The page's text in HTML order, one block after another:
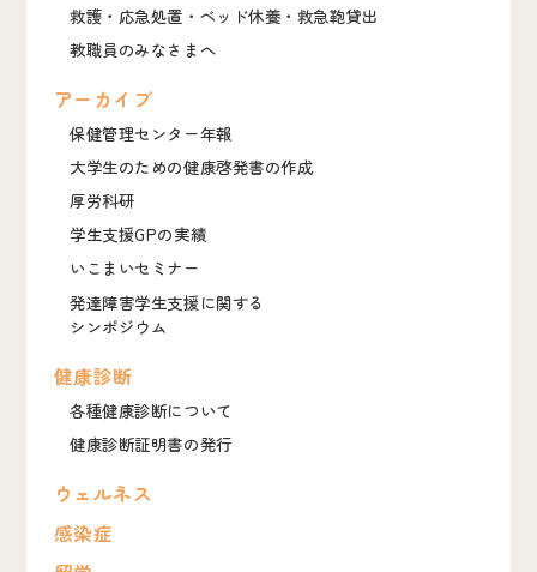
救護・応急処置・ベッド休養・救急鞄貸出
教職員のみなさまへ
アーカイブ
保健管理センター年報
大学生のための健康啓発書の作成
厚労科研
学生支援GPの実績
いこまいセミナー
発達障害学生支援に関する
シンポジウム
健康診断
各種健康診断について
健康診断証明書の発行
ウェルネス
感染症